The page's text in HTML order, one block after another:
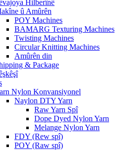
Hilberînê
û Amûrên
POY Machines
BAMARG Texturing Machines
Twisting Machines
Circular Knitting Machines
Amûrên din
& Package
Nylon Konvansiyonel
Naylon DTY Yarn
Raw Yarn Spî
Dope Dyed Nylon Yarn
Melange Nylon Yarn
FDY (Rew spî)
POY (Raw spî)